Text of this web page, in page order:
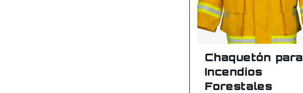
Chaquetón para
Incendios
Forestales